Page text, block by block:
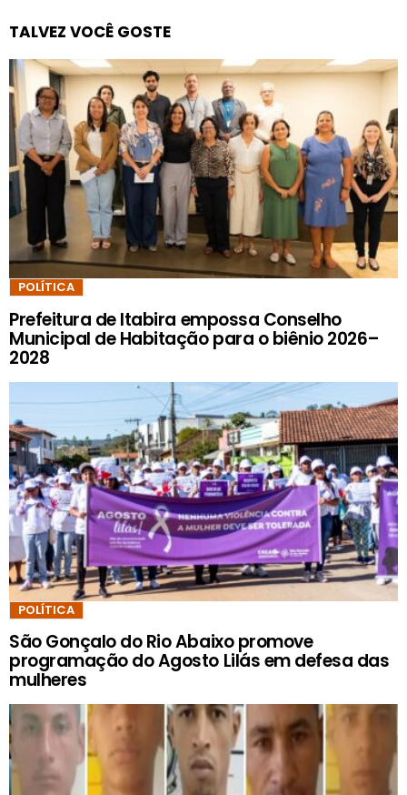
TALVEZ VOCÊ GOSTE
POLÍTICA
Prefeitura de Itabira empossa Conselho
Municipal de Habitação para o biênio 2026–
2028
POLÍTICA
São Gonçalo do Rio Abaixo promove
programação do Agosto Lilás em defesa das
mulheres